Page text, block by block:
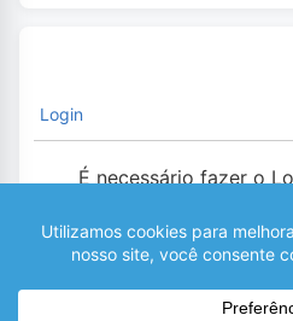
Login
É necessário fazer o
0 COMENTÁRIOS